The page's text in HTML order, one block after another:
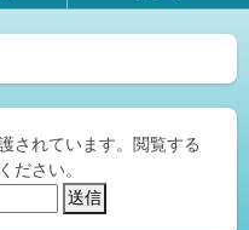
されています。閲覧する
ださい。